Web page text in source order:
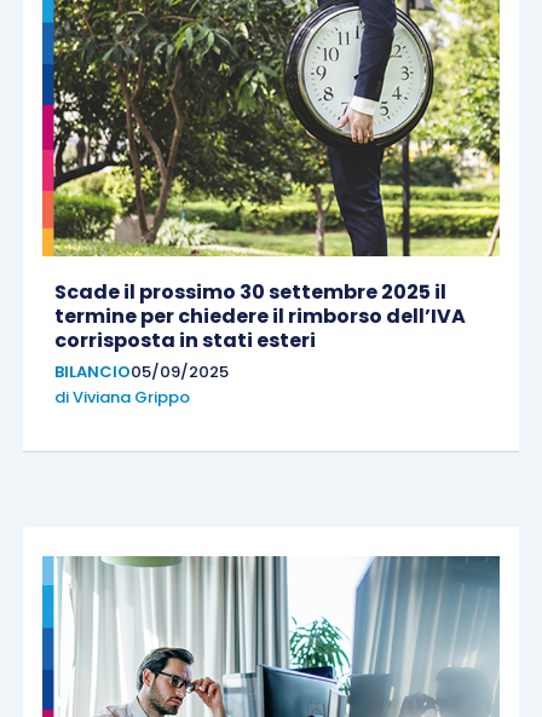
Scade il prossimo 30 settembre 2025 il
termine per chiedere il rimborso dell’IVA
corrisposta in stati esteri
BILANCIO05/09/2025
diViviana Grippo